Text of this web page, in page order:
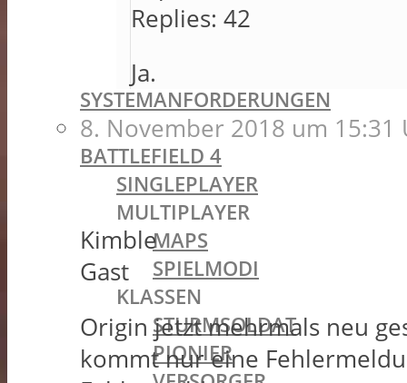
IN THE NAME OF THE TSAR
APOCALYPSE
SYSTEMANFORDERUNGEN
BATTLEFIELD OLDIES
BATTLEFIELD 4
SINGLEPLAYER
MULTIPLAYER
MAPS
SPIELMODI
KLASSEN
STURMSOLDAT
PIONIER
Replies: 42
Ja.
8. November 2018 um 15:31
Kimble
Gast
Origin jetzt mehrmals neu
kommt nur eine